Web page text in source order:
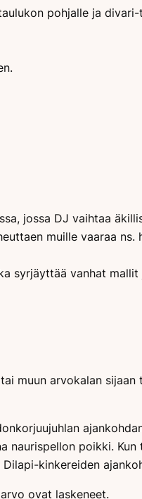
pohjalle ja
jossa DJ vaihtaa
muille vaaraa ns.
syrjäyttää vanhat
muun arvokalan
poikki.
kinkereiden
ovat laskeneet.